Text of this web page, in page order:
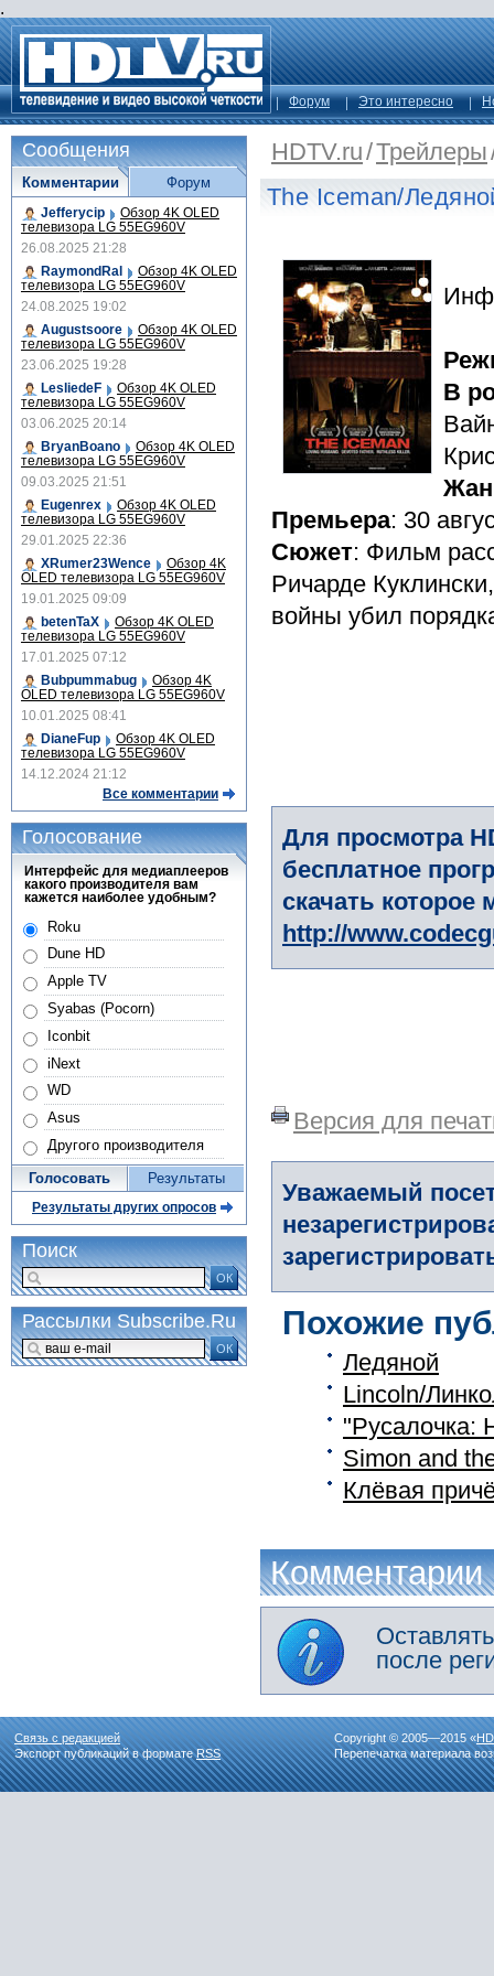
.
Форум Это интересно
HDTV.ru/Трейлеры
The Iceman/
В
Премьера: 30
Сюжет: Фильм
Ричарде
войны убил
Для просмотра
бесплатное
скачать
http://
Версия для
Уважаемый
Похожие
Ледяной
Lincoln/
"Русалочка:
Simon and
Клёвая
Комментарии
после
Сообщения
Комментарии
Jefferycip Обзор 4K OLED
телевизора LG 55EG960V
26.08.2025 21:28
RaymondRal
Обзор 4K OLED
телевизора LG 55EG960V
24.08.2025 19:02
Augustsoore
Обзор 4K OLED
телевизора LG 55EG960V
23.06.2025 19:28
LesliedeF
Обзор 4K OLED
телевизора LG 55EG960V
03.06.2025 20:14
BryanBoano
Обзор 4K OLED
телевизора LG 55EG960V
09.03.2025 21:51
Eugenrex
Обзор 4K OLED
телевизора LG 55EG960V
29.01.2025 22:36
XRumer23Wence
Обзор 4K
OLED телевизора LG 55EG960V
19.01.2025 09:09
betenTaX
Обзор 4K OLED
телевизора LG 55EG960V
17.01.2025 07:12
Bubpummabug
Обзор 4K
OLED телевизора LG 55EG960V
10.01.2025 08:41
DianeFup
Обзор 4K OLED
телевизора LG 55EG960V
14.12.2024 21:12
Все комментарии
Форум
Голосование
Интерфейс для медиаплееров
какого производителя вам
кажется наиболее удобным?
Roku
Dune HD
Apple TV
Syabas (Pocorn)
Iconbit
iNext
WD
Asus
Другого производителя
Голосовать Результаты
Результаты других опросов
Поиск
ОК
Рассылки Subscribe.Ru
ОК
Связь с редакцией
Экспорт публикаций в форматеRSS
Copyright © 2005—2015 «
Перепечатка материала